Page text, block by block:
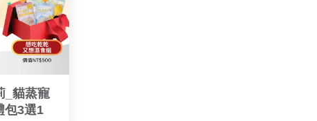
_貓蒸寵
包3選1